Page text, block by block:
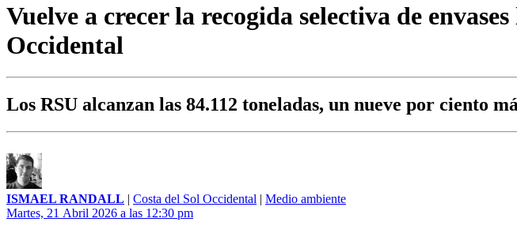
Vuelve a crecer la recogida selectiva de
Occidental
Los RSU alcanzan las 84.112 toneladas, un nueve por ciento
ISMAEL RANDALL | Costa del Sol Occidental | Medio ambiente
Martes, 21 Abril 2026 a las 12:30 pm